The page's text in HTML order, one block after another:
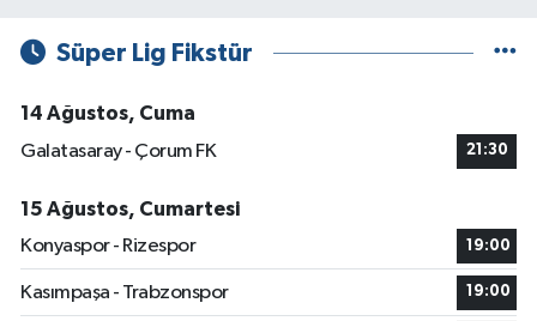
Süper Lig Fikstür
14 Ağustos, Cuma
Galatasaray - Çorum FK
21:30
15 Ağustos, Cumartesi
Konyaspor - Rizespor
19:00
Kasımpaşa - Trabzonspor 19:00